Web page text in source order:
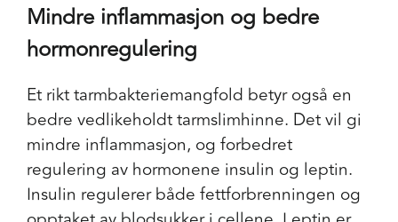
Mindre inflammasjon og bedre
hormonregulering
Et rikt tarmbakteriemangfold betyr også en
bedre vedlikeholdt tarmslimhinne. Det vil gi
mindre inflammasjon, og forbedret
regulering av hormonene insulin og leptin.
Insulin regulerer både fettforbrenningen og